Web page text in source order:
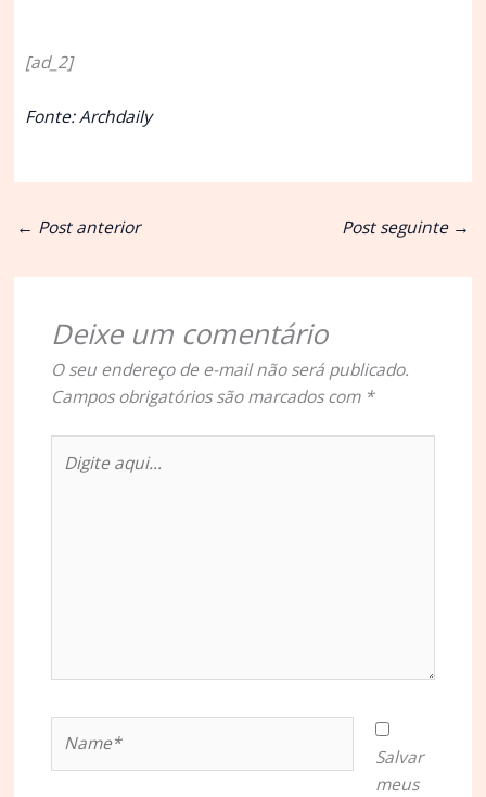
[ad_2]
Fonte: Archdaily
← Post anterior Post seguinte →
Deixe um comentário
O seu endereço de e-mail não será publicado.
Campos obrigatórios são marcados com *
aqui...
Salvar
meus